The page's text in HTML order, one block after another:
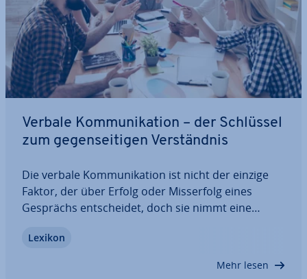
Verbale Kom­mu­ni­ka­ti­on – der Schlüssel
zum ge­gen­sei­ti­gen Ver­ständ­nis
Die verbale Kom­mu­ni­ka­ti­on ist nicht der einzige
Faktor, der über Erfolg oder Miss­erfolg eines
Gesprächs ent­schei­det, doch sie nimmt eine
drü­cken kann, kommt er­wie­se­ner­ma­ßen schneller
Lexikon
Mehr lesen